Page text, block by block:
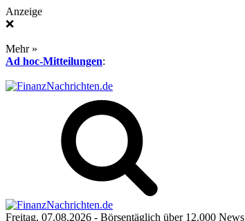
Anzeige
❌
Mehr »
Ad hoc-Mitteilungen:
Freitag, 07.08.2026 - Börsentäglich über 12.000 News